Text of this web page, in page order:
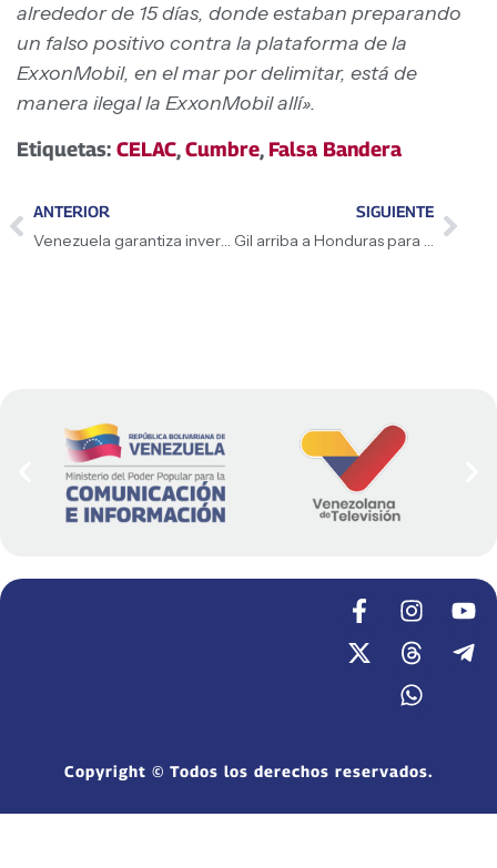
alrededor de 15 días, donde estaban preparando
un falso positivo contra la plataforma de la
ExxonMobil, en el mar por delimitar, está de
manera ilegal la ExxonMobil allí».
Etiquetas: CELAC,Cumbre, Falsa Bandera
ANTERIOR
Venezuela garantiza inversiones en diversos motores para el desarrollo
SIGUIENTE
Gil arriba a Honduras para participar en la IX cumbre de la CELAC
Copyright © Todos los derechos reservados.